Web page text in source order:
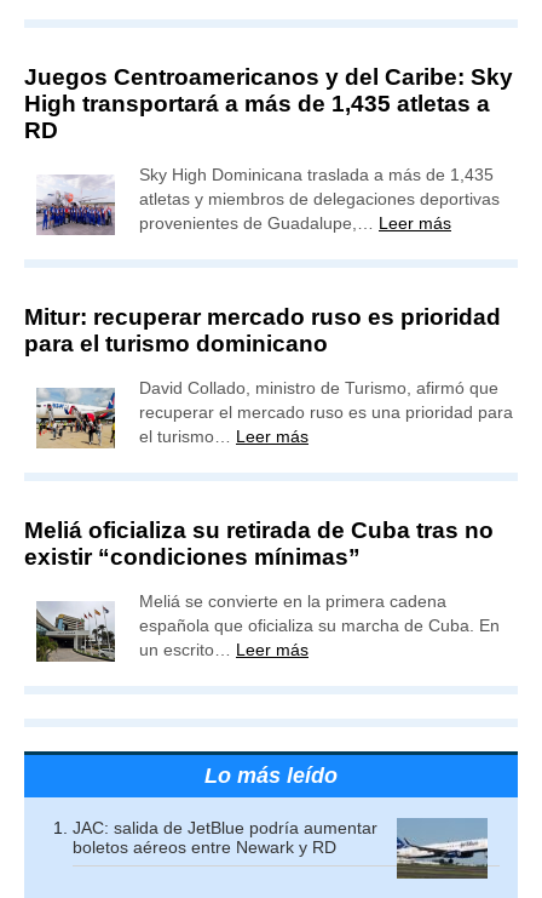
Juegos Centroamericanos y del Caribe: Sky
High transportará a más de 1,435 atletas a
RD
Sky High Dominicana traslada a más de 1,435
atletas y miembros de delegaciones deportivas
provenientes de Guadalupe,… Leer más
Mitur: recuperar mercado ruso es prioridad
para el turismo dominicano
David Collado, ministro de Turismo, afirmó que
recuperar el mercado ruso es una prioridad para
el turismo… Leer más
Meliá oficializa su retirada de Cuba tras no
existir “condiciones mínimas”
Meliá se convierte en la primera cadena
española que oficializa su marcha de Cuba. En
un escrito… Leer más
Lo más leído
JAC: salida de JetBlue podría aumentar
boletos aéreos entre Newark y RD